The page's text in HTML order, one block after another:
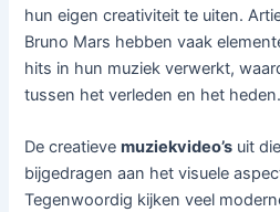
hun eigen creativiteit te uiten.
Bruno Mars hebben vaak
hits in hun muziek verwerkt,
tussen het verleden en het heden.
De creatievemuziekvideo’s uit
bijgedragen aan het visuele
Tegenwoordig kijken veel